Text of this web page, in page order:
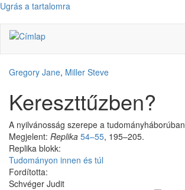
Ugrás a tartalomra
Gregory Jane, Miller Steve
Kereszttűzben?
A nyilvánosság szerepe a tudományháborúban
Megjelent: Replika 54–55, 195–205.
Replika blokk:
Tudományon innen és túl
Fordította:
Schvéger Judit